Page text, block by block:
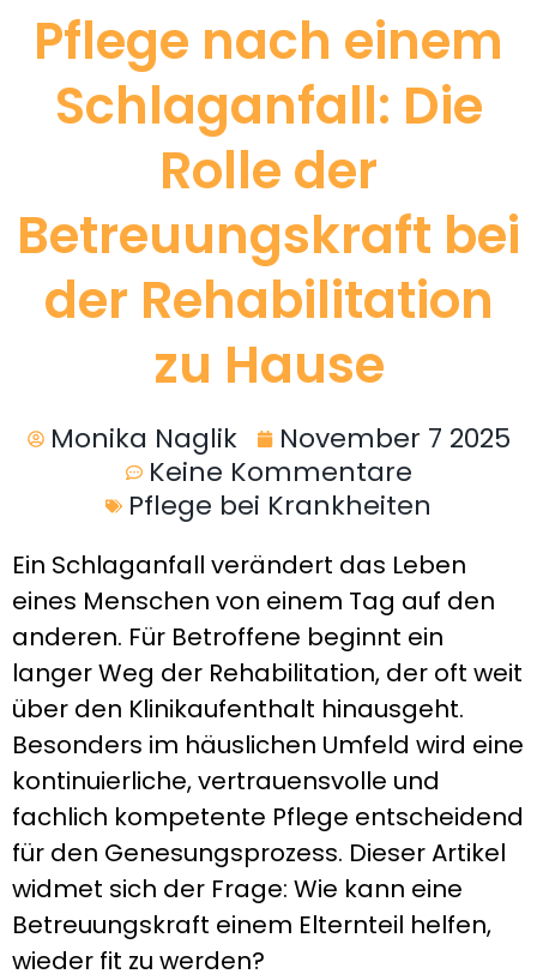
Pflege nach einem
Schlaganfall: Die
Rolle der
Betreuungskraft bei
der Rehabilitation
zu Hause
Monika Naglik
November 7 2025
Keine Kommentare
Pflege bei Krankheiten
Ein Schlaganfall verändert das Leben
eines Menschen von einem Tag auf den
anderen. Für Betroffene beginnt ein
langer Weg der Rehabilitation, der oft weit
über den Klinikaufenthalt hinausgeht.
Besonders im häuslichen Umfeld wird eine
kontinuierliche, vertrauensvolle und
fachlich kompetente Pflege entscheidend
für den Genesungsprozess. Dieser Artikel
widmet sich der Frage: Wie kann eine
Betreuungskraft einem Elternteil helfen,
wieder fit zu werden?